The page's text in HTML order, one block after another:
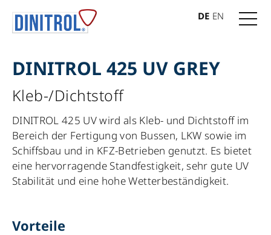
DE EN
DINITROL 425 UV GREY
Kleb-/Dichtstoff
DINITROL 425 UV wird als Kleb- und Dichtstoff im
Bereich der Fertigung von Bussen, LKW sowie im
Schiffsbau und in KFZ-Betrieben genutzt. Es bietet
eine hervorragende Standfestigkeit, sehr gute UV
Stabilität und eine hohe Wetterbeständigkeit.
Vorteile